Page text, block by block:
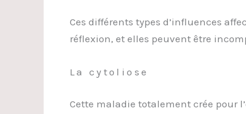
Ces différents types d’influences
réflexion, et elles peuvent être
La cytoliose
Cette maladie totalement crée pour